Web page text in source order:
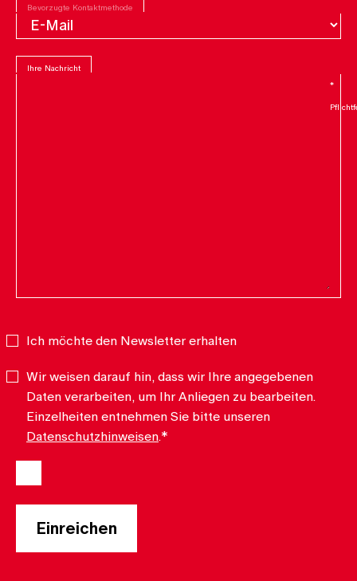
Bevorzugte Kontaktmethode
Ihre Nachricht
Newsletter
Ich möchte den Newsletter erhalten
Datenschutz*
Wir weisen darauf hin, dass wir Ihre angegebenen
Daten verarbeiten, um Ihr Anliegen zu bearbeiten.
Einzelheiten entnehmen Sie bitte unseren
Datenschutzhinweisen.*